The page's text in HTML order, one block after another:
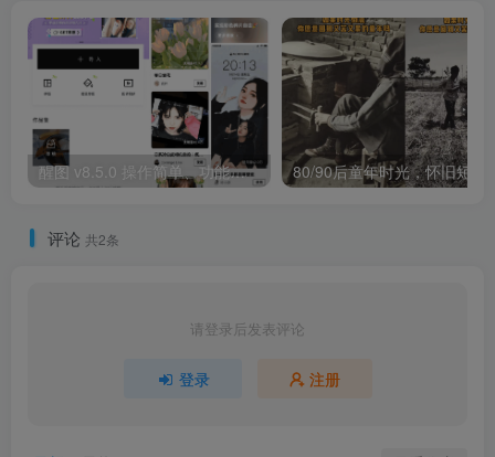
醒图 v8.5.0 操作简单、功能强大的全能修图应用
评论 共2条
请登录后发表评论
登录 注册